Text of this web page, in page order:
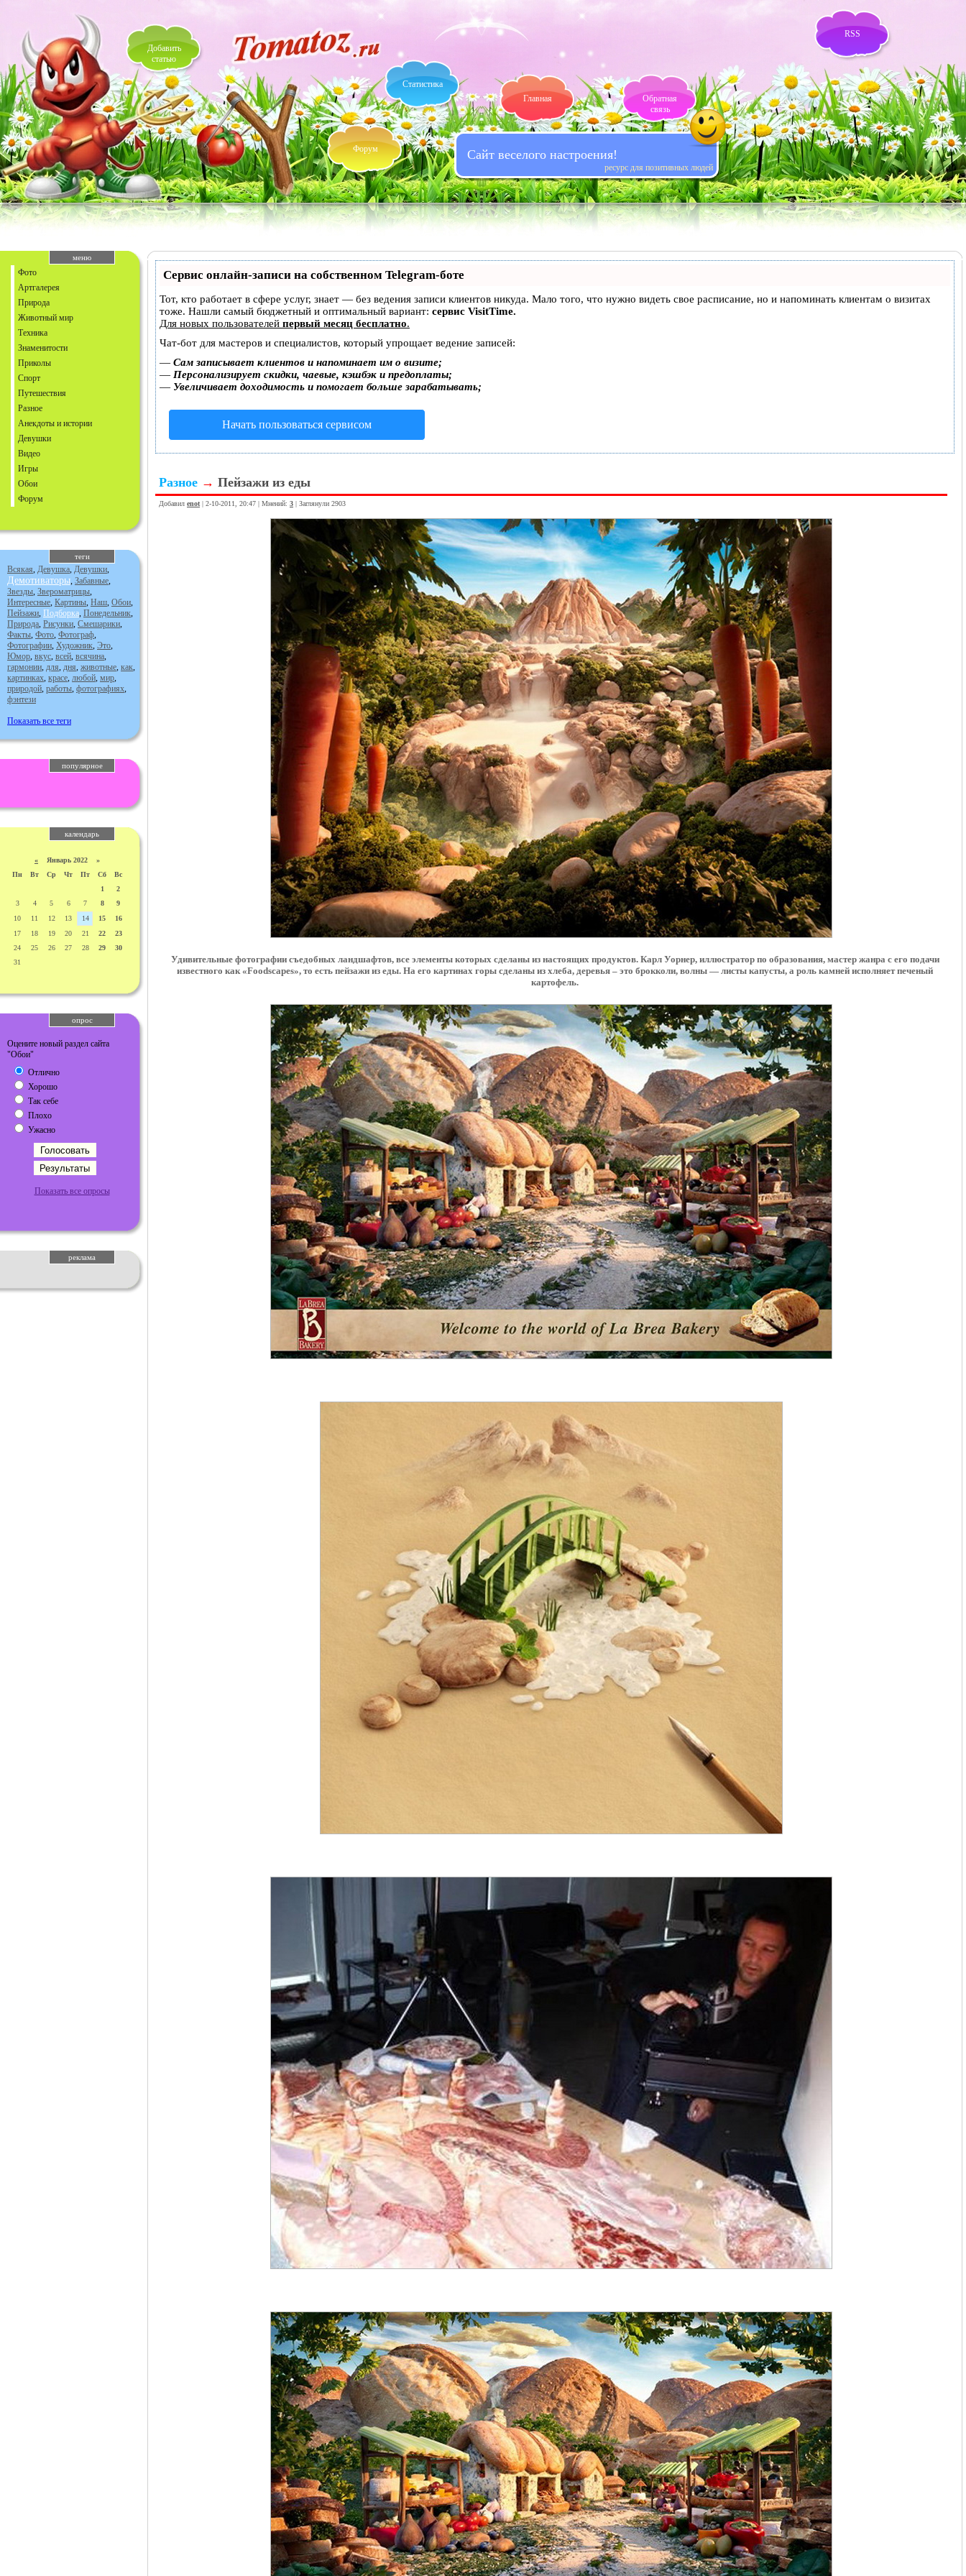
Сайт веселого настроения!
ресурс для позитивных людей
Добавить
статью
Главная
Форум
Статистика
RSS
Обратная
связь
меню
Фото
Артгалерея
Природа
Животный мир
Техника
Знаменитости
Приколы
Спорт
Путешествия
Разное
Анекдоты и истории
Девушки
Видео
Игры
Обои
Форум
теги
Всякая, Девушка, Девушки,
Демотиваторы, Забавные,
Звезды, Звероматрицы,
Интересные, Картины, Наш, Обои,
Пейзажи, Подборка, Понедельник,
Природа, Рисунки, Смешарики,
Факты, Фото, Фотограф,
Фотографии, Художник, Это,
Юмор, вкус, всей, всячина,
гармонии, для, дня, животные, как,
картинках, красе, любой, мир,
природой, работы, фотографиях,
фэнтези
Показать все теги
популярное
календарь
« Январь 2022 »
Пн
Вт Ср Чт Пт Сб
Вс
1
2
3
4 5 6 7 8
9
10
11 12 13 14 15
16
17
18 19 20 21 22
23
24
25 26 27 28 29
30
31
опрос
Оцените новый раздел сайта
"Обои"
Отлично
Хорошо
Так себе
Плохо
Ужасно
Показать все опросы
реклама
Сервис онлайн-записи на собственном Telegram-боте
Тот, кто работает в сфере услуг, знает — без ведения записи клиентов никуда. Мало того, что нужно видеть свое расписание, но и напоминать клиентам о визитах
тоже. Нашли самый бюджетный и оптимальный вариант: сервис VisitTime.
Для новых пользователей первый месяц бесплатно.
Чат-бот для мастеров и специалистов, который упрощает ведение записей:
— Сам записывает клиентов и напоминает им о визите;
— Персонализирует скидки, чаевые, кэшбэк и предоплаты;
— Увеличивает доходимость и помогает больше зарабатывать;
Начать пользоваться сервисом
Разное → Пейзажи из еды
Добавил enot | 2-10-2011, 20:47 | Мнений: 3 | Заглянули 2903
Удивительные фотографии съедобных ландшафтов, все элементы которых сделаны из настоящих продуктов. Карл Уорнер, иллюстратор по образования, мастер жанра с его подачи
известного как «Foodscapes», то есть пейзажи из еды. На его картинах горы сделаны из хлеба, деревья – это брокколи, волны — листы капусты, а роль камней исполняет печеный
картофель.